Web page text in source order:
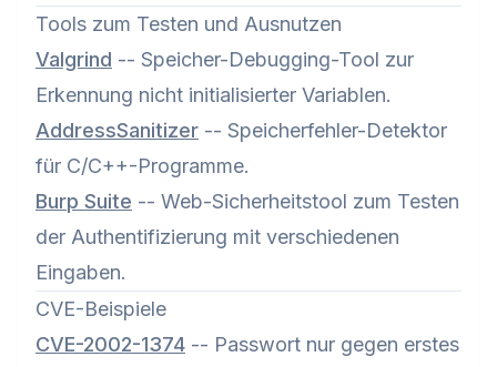
Tools zum Testen und Ausnutzen
Valgrind -- Speicher-Debugging-Tool zur
Erkennung nicht initialisierter Variablen.
AddressSanitizer -- Speicherfehler-Detektor
für C/C++-Programme.
Burp Suite -- Web-Sicherheitstool zum Testen
der Authentifizierung mit verschiedenen
Eingaben.
CVE-Beispiele
CVE-2002-1374 -- Passwort nur gegen erstes